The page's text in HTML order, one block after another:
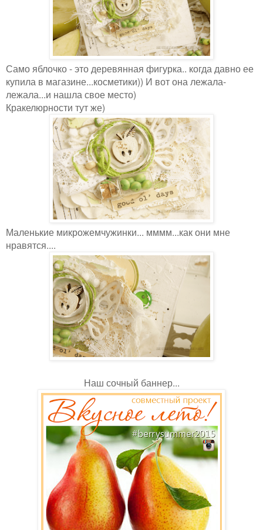
Само яблочко - это деревянная фигурка.. когда давно ее
купила в магазине...косметики)) И вот она лежала-
лежала...и нашла свое место)
Кракелюрности тут же)
Маленькие микрожемчужинки... мммм...как они мне
нравятся....
Наш сочный баннер...